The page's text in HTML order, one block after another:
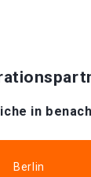
in
Berlin